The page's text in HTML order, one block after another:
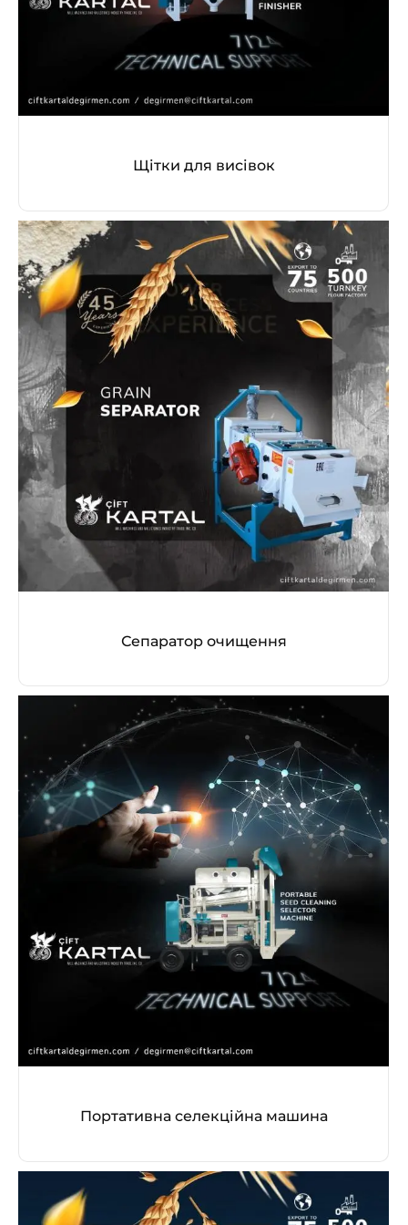
Щітки для висівок
Сепаратор очищення
Портативна селекційна машина